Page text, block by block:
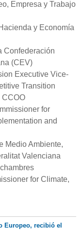
Empresa y Trabajo
y Economía
Confederación
(CEV)
Executive Vice-
Transition
for
and
Medio Ambiente,
Valenciana
for Climate,
Europeo, recibió el